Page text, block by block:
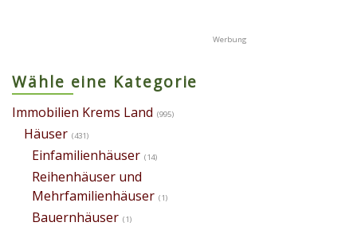
Wähle eine Kategorie
Immobilien Krems Land (995)
Häuser (431)
Einfamilienhäuser (14)
Reihenhäuser und
Mehrfamilienhäuser (1)
Bauernhäuser (1)